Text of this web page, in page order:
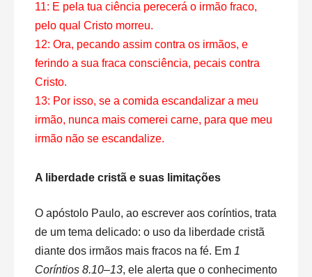
11: E pela tua ciência perecerá o irmão fraco,
pelo qual Cristo morreu.
12: Ora, pecando assim contra os irmãos, e
ferindo a sua fraca consciência, pecais contra
Cristo.
13: Por isso, se a comida escandalizar a meu
irmão, nunca mais comerei carne, para que meu
irmão não se escandalize.
A liberdade cristã e suas limitações
O apóstolo Paulo, ao escrever aos coríntios, trata
de um tema delicado: o uso da liberdade cristã
diante dos irmãos mais fracos na fé. Em 1
Coríntios 8.10–13, ele alerta que o conhecimento